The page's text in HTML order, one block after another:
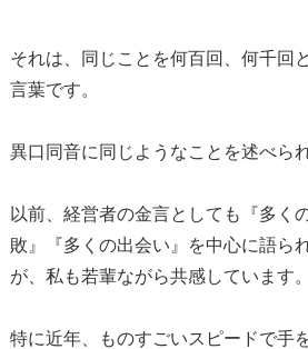
それは、同じことを何百回、何千回
言葉です。
異口同音に同じようなことを述べら
以前、経営者の金言としても『多く
敗』『多くの出会い』を中心に語ら
が、私も若輩ながら共感しています。
特に近年、ものすごいスピードで手